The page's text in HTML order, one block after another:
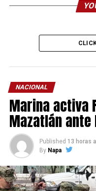
NACIONAL
Marina activa
Mazatlán
Published 13 horas
By Napa